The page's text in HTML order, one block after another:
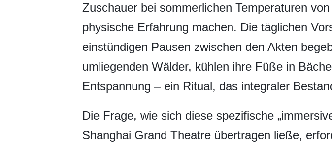
Zuschauer bei sommerlichen Temperaturen
physische Erfahrung machen. Die täglichen
einstündigen Pausen zwischen den Akten
umliegenden Wälder, kühlen ihre Füße in
Entspannung – ein Ritual, das integraler
Die Frage, wie sich diese spezifische
Shanghai Grand Theatre übertragen ließe,